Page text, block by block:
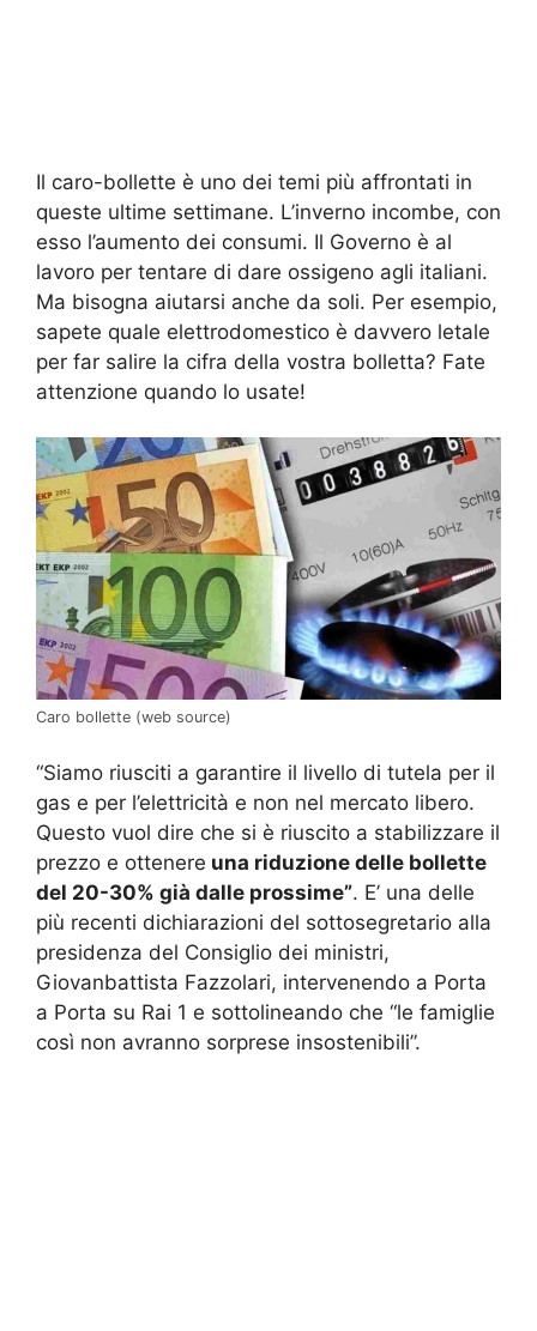
Il caro-bollette è uno dei temi più affrontati in
queste ultime settimane. L’inverno incombe, con
esso l’aumento dei consumi. Il Governo è al
lavoro per tentare di dare ossigeno agli italiani.
Ma bisogna aiutarsi anche da soli. Per esempio,
sapete quale elettrodomestico è davvero letale
per far salire la cifra della vostra bolletta? Fate
attenzione quando lo usate!
Caro bollette (web source)
“Siamo riusciti a garantire il livello di tutela per il
gas e per l’elettricità e non nel mercato libero.
Questo vuol dire che si è riuscito a stabilizzare il
prezzo e ottenere una riduzione delle bollette
del 20-30% già dalle prossime”. E’ una delle
più recenti dichiarazioni del sottosegretario alla
presidenza del Consiglio dei ministri,
Giovanbattista Fazzolari, intervenendo a Porta
a Porta su Rai 1 e sottolineando che “le famiglie
così non avranno sorprese insostenibili”.